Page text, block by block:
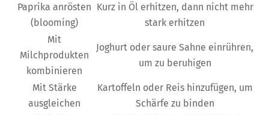
Paprika anrösten
(blooming)
Kurz in Öl erhitzen, dann nicht mehr
stark erhitzen
Mit
Milchprodukten
kombinieren
Joghurt oder saure Sahne einrühren,
um zu beruhigen
Mit Stärke
ausgleichen
Kartoffeln oder Reis hinzufügen, um
Schärfe zu binden